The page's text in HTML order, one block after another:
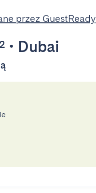
przez GuestReady
• Dubai